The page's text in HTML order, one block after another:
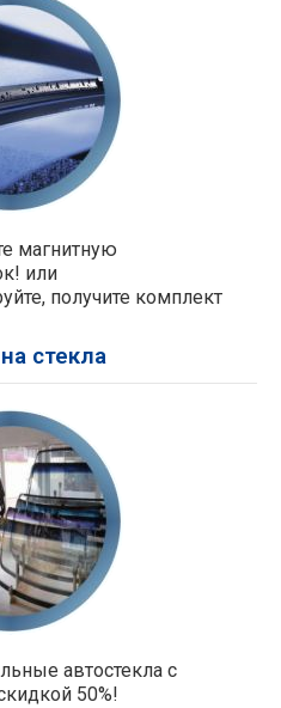
магнитную
или
получите комплект
стекла
автостекла с
50%!